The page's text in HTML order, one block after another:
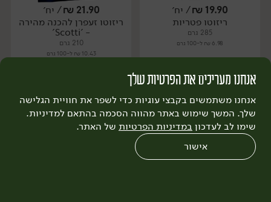
יח׳ יח׳
19.90
₪/ יח׳
ריזוטו פטריות
285 גרם
6.98 ₪ ל-100 גרם
21.90
₪/ יח׳
ריזוטו זעפרן להכנה מהירה
- 'Scotti'
210 גרם
10.43 ₪ ל-100 גרם
אנחנו מעריכים את הפרטיות שלך
אנחנו משתמשים בקבצי עוגיות כדי לשפר את חוויית הגלישה
שלך. המשך שימוש באתר מהווה הסכמה בהתאם למדיניות.
שימו לב לעדכון במדיניות הפרטיות של האתר.
אישור
שירות לקוחות >